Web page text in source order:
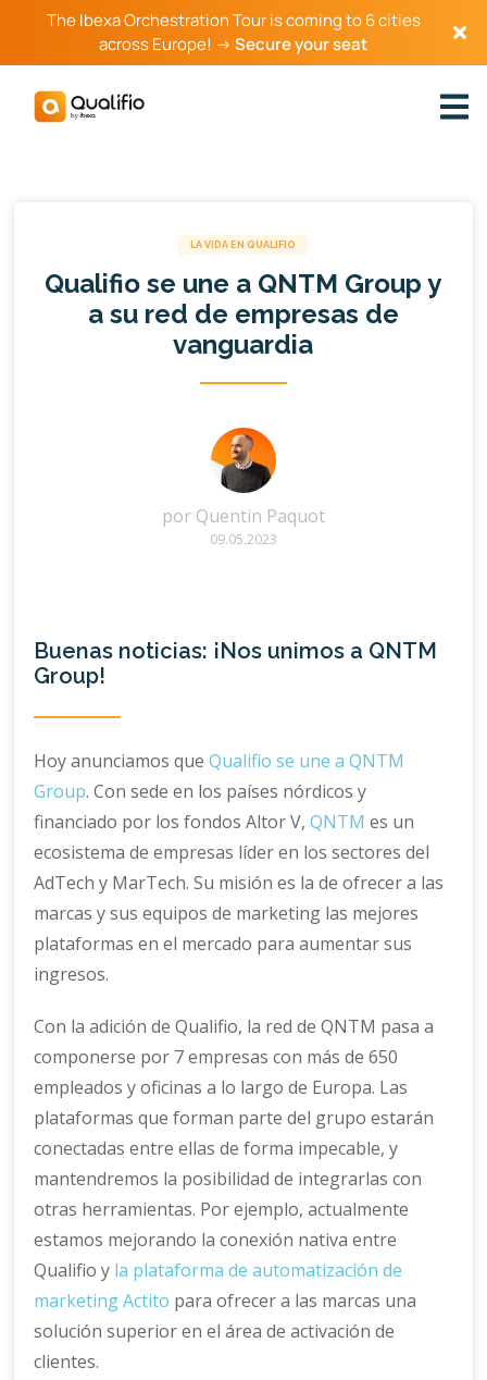
The Ibexa Orchestration Tour is coming to 6 cities
across Europe! →Secure your seat
LA VIDA EN QUALIFIO
Qualifio se une a QNTM Group y
a su red de empresas de
vanguardia
por Quentin Paquot
09.05.2023
Buenas noticias: ¡Nos unimos a QNTM
Group!
Hoy anunciamos queQualifio se une a QNTM
Group. Con sede en los países nórdicos y
financiado por los fondos Altor V,QNTM es un
ecosistema de empresas líder en los sectores del
AdTech y MarTech. Su misión es la de ofrecer a las
marcas y sus equipos de marketing las mejores
plataformas en el mercado para aumentar sus
ingresos.
Con la adición de Qualifio, la red de QNTM pasa a
componerse por 7 empresas con más de 650
empleados y oficinas a lo largo de Europa. Las
plataformas que forman parte del grupo estarán
conectadas entre ellas de forma impecable, y
mantendremos la posibilidad de integrarlas con
otras herramientas. Por ejemplo, actualmente
estamos mejorando la conexión nativa entre
Qualifio y la plataforma de automatización de
marketing Actito para ofrecer a las marcas una
solución superior en el área de activación de
clientes.